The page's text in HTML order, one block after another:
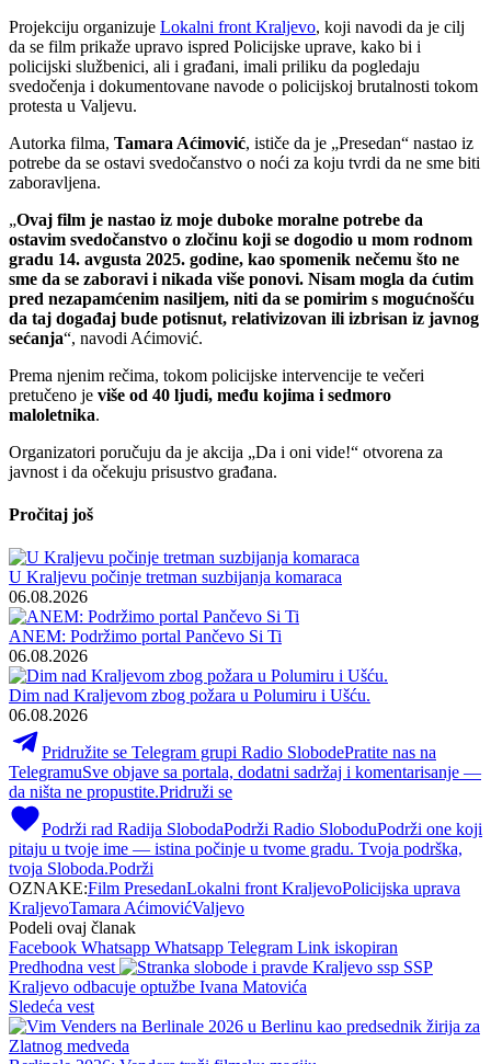
Projekciju organizuje Lokalni front Kraljevo, koji navodi da je cilj
da se film prikaže upravo ispred Policijske uprave, kako bi i
policijski službenici, ali i građani, imali priliku da pogledaju
svedočenja i dokumentovane navode o policijskoj brutalnosti tokom
protesta u Valjevu.
Autorka filma, Tamara Aćimović, ističe da je „Presedan“ nastao iz
potrebe da se ostavi svedočanstvo o noći za koju tvrdi da ne sme biti
zaboravljena.
„Ovaj film je nastao iz moje duboke moralne potrebe da
ostavim svedočanstvo o zločinu koji se dogodio u mom rodnom
gradu 14. avgusta 2025. godine, kao spomenik nečemu što ne
sme da se zaboravi i nikada više ponovi. Nisam mogla da ćutim
pred nezapamćenim nasiljem, niti da se pomirim s mogućnošću
da taj događaj bude potisnut, relativizovan ili izbrisan iz javnog
sećanja“, navodi Aćimović.
Prema njenim rečima, tokom policijske intervencije te večeri
pretučeno je više od 40 ljudi, među kojima i sedmoro
maloletnika.
Organizatori poručuju da je akcija „Da i oni vide!“ otvorena za
javnost i da očekuju prisustvo građana.
Pročitaj još
U Kraljevu počinje tretman suzbijanja komaraca
06.08.2026
ANEM: Podržimo portal Pančevo Si Ti
06.08.2026
Dim nad Kraljevom zbog požara u Polumiru i Ušću.
06.08.2026
Pridružite se Telegram grupi Radio SlobodePratite nas na
TelegramuSve objave sa portala, dodatni sadržaj i komentarisanje —
da ništa ne propustite.Pridruži se
Podrži rad Radija SlobodaPodrži Radio SloboduPodrži one koji
pitaju u tvoje ime — istina počinje u tvome gradu. Tvoja podrška,
tvoja Sloboda.Podrži
OZNAKE:Film PresedanLokalni front KraljevoPolicijska uprava
KraljevoTamara AćimovićValjevo
Podeli ovaj članak
Facebook Whatsapp Whatsapp Telegram Link iskopiran
Predhodna vest
SSP
Kraljevo odbacuje optužbe Ivana Matovića
Sledeća vest